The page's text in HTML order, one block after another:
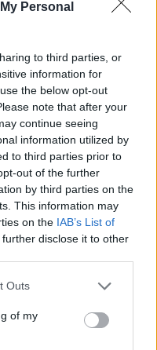
Personal
to third parties, or
information for
the below opt-out
note that after your
continue seeing
information utilized by
to third parties prior to
out of the further
by third parties on the
This information may
on the IAB’s List of
disclose it to other
Outs
of my
στα Μάλια με νεκρή
να σώσει τη
πνίγηκε ‑ τα
για βοήθεια
στη σορό της
πνιγμό εντός ύδατος ως
- το 3χρονο παιδί της
του, που ταξίδεψε από
δύο ακόμη